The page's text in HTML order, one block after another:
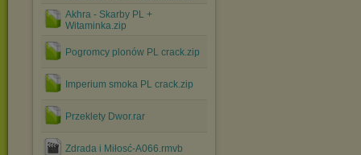
Akhra - Skarby PL +
Witaminka.zip
Pogromcy plonów PL crack.zip
Imperium smoka PL crack.zip
Przeklety Dwor.rar
Zdrada i Miłosć-A066.rmvb